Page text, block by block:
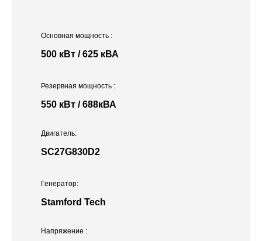
Основная мощность :
500 кВт / 625 кВА
Двигатель:
SC27G830D2
Напряжение :
Резервная мощность :
550 кВт / 688кВА
Генератор:
Stamford Tech